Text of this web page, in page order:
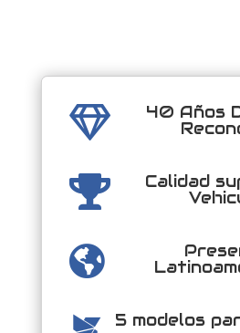
 40 Años
 Calidad

5 modelos